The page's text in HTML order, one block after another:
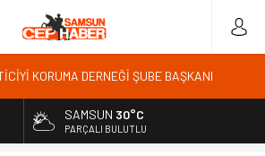
Adem GÜNER Yunanistan bu kararını
Bayramı basın özgürlüğünün günüdür
Emanete İhanet Olmaz
SAMSUN 30°C
PARÇALI BULUTLU